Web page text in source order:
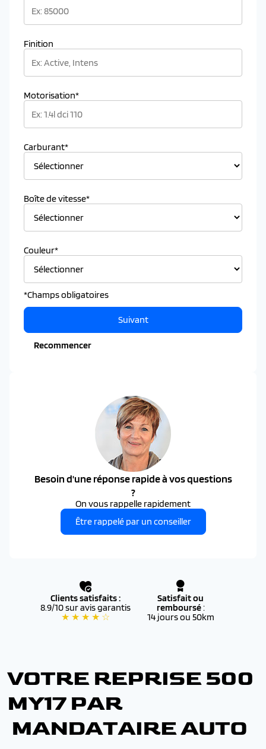
Finition
Motorisation*
Carburant*
Boîte de vitesse*
Couleur*
*Champs obligatoires
Recommencer
Suivant
Besoin d'une réponse rapide à vos questions
?
On vous rappelle rapidement
Être rappelé par un conseiller
Clients satisfaits :
8.9/10 sur avis garantis
★ ★ ★ ★ ☆
Satisfait ou
remboursé:
14 jours ou 50km
VOTRE REPRISE 500
MY17 PAR
MANDATAIRE AUTO